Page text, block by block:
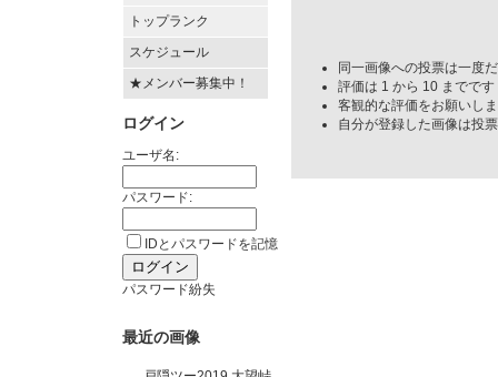
トップランク
スケジュール
★メンバー募集中！
ログイン
ユーザ名:
パスワード:
IDとパスワードを記憶
パスワード紛失
最近の画像
同一画像への投票は一度
評価は 1 から 10 までで
客観的な評価をお願いし
自分が登録した画像は投